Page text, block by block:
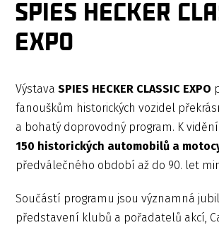
SPIES HECKER
EXPO
VýstavaSPIES HECKER CLASSIC EXPO
fanouškům historických vozidel
a bohatý doprovodný program. K
150 historických automobilů a
předválečného období až do 90. let
Součástí programu jsou významná
představení klubů a pořadatelů akcí,